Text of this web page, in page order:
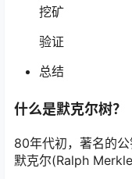
挖矿
验证
总结
什么是默克尔树？
80年代初，著名的
默克尔(Ralph